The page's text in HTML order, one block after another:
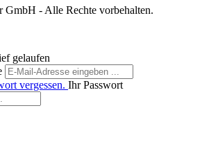
GmbH - Alle Rechte vorbehalten.
gelaufen
vergessen. Ihr Passwort